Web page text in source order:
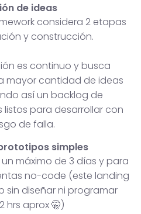
de ideas
considera 2 etapas
y construcción.
es continuo y busca
mayor cantidad de ideas
así un backlog de
para desarrollar con
de falla.
simples
máximo de 3 días y para
no-code (este landing
sin diseñar ni programar
hrs aprox 🤫)